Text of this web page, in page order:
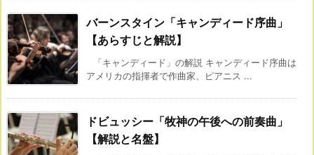
バーンスタイン「キャンディード序曲」
【あらすじと解説】
「キャンディード」の解説 キャンディード序曲は
アメリカの指揮者で作曲家、ピアニス ...
ドビュッシー「牧神の午後への前奏曲」
【解説と名盤】